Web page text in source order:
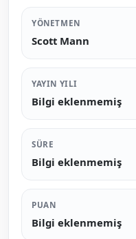
YÖNETMEN
Scott Mann
YAYIN YILI
Bilgi eklenmemiş
SÜRE
Bilgi eklenmemiş
PUAN
Bilgi eklenmemiş